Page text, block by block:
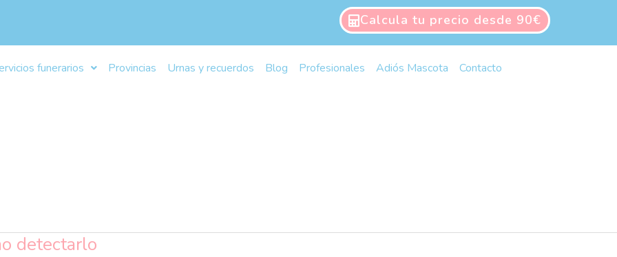
Calcula tu precio desde 90€
funerarios Provincias Urnas y recuerdos Blog Profesionales Adiós Mascota Contacto
detectarlo